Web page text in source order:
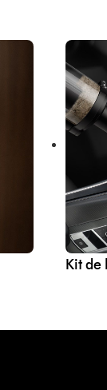
Kit de